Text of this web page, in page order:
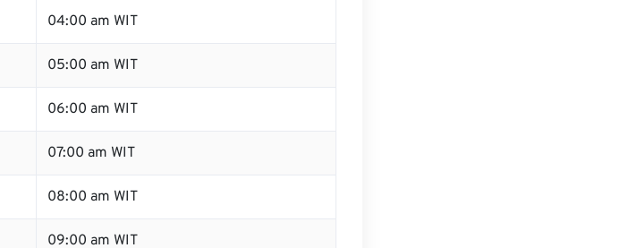
04:00 am WIT
05:00 am WIT
06:00 am WIT
07:00 am WIT
08:00 am WIT
09:00 am WIT